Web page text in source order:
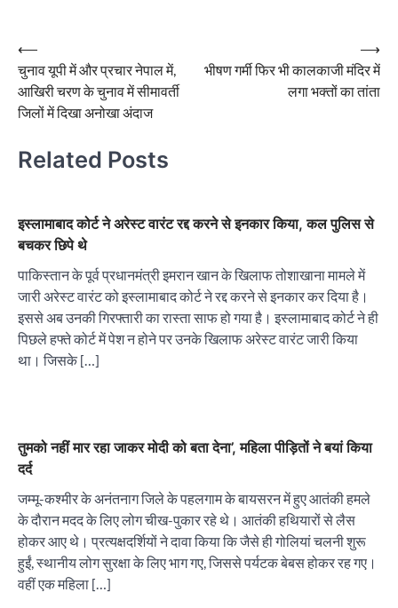
Post
navigation
⟵
चुनाव यूपी में और प्रचार नेपाल में,
आखिरी चरण के चुनाव में सीमावर्ती
जिलों में दिखा अनोखा अंदाज
भीषण गर्मी फिर भी कालकाजी मंदिर में
लगा भक्तों का तांता
⟶
Related Posts
इस्लामाबाद कोर्ट ने अरेस्ट वारंट रद्द करने से इनकार किया, कल पुलिस से
बचकर छिपे थे
पाकिस्तान के पूर्व प्रधानमंत्री इमरान खान के खिलाफ तोशाखाना मामले में
जारी अरेस्ट वारंट को इस्लामाबाद कोर्ट ने रद्द करने से इनकार कर दिया है।
इससे अब उनकी गिरफ्तारी का रास्ता साफ हो गया है। इस्लामाबाद कोर्ट ने ही
पिछले हफ्ते कोर्ट में पेश न होने पर उनके खिलाफ अरेस्ट वारंट जारी किया
था। जिसके […]
तुमको नहीं मार रहा जाकर मोदी को बता देना’, महिला पीड़ितों ने बयां किया
दर्द
जम्मू-कश्मीर के अनंतनाग जिले के पहलगाम के बायसरन में हुए आतंकी हमले
के दौरान मदद के लिए लोग चीख-पुकार रहे थे। आतंकी हथियारों से लैस
होकर आए थे। प्रत्यक्षदर्शियों ने दावा किया कि जैसे ही गोलियां चलनी शुरू
हुईं, स्थानीय लोग सुरक्षा के लिए भाग गए, जिससे पर्यटक बेबस होकर रह गए।
वहीं एक महिला […]